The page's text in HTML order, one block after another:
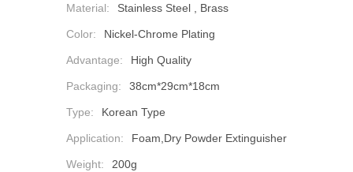
Material: Stainless Steel , Brass
Color: Nickel-Chrome Plating
Advantage: High Quality
Packaging: 38cm*29cm*18cm
Type: Korean Type
Application: Foam,Dry Powder Extinguisher
Weight: 200g